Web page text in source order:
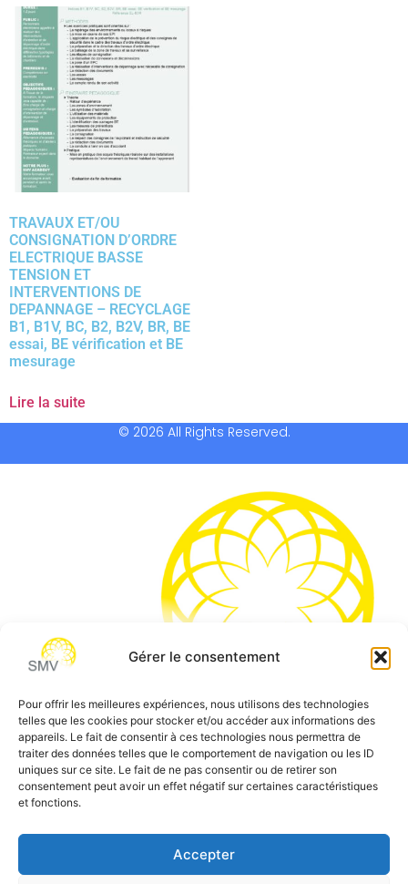
Gérer le consentement
Pour offrir les meilleures expériences, nous utilisons des technologies
telles que les cookies pour stocker et/ou accéder aux informations des
appareils. Le fait de consentir à ces technologies nous permettra de
traiter des données telles que le comportement de navigation ou les ID
uniques sur ce site. Le fait de ne pas consentir ou de retirer son
consentement peut avoir un effet négatif sur certaines caractéristiques
et fonctions.
Accepter
TRAVAUX ET/OU
CONSIGNATION D’ORDRE
ELECTRIQUE BASSE
TENSION ET
INTERVENTIONS DE
DEPANNAGE – RECYCLAGE
B1, B1V, BC, B2, B2V, BR, BE
essai, BE vérification et BE
mesurage
Lire la suite
© 2026 All Rights Reserved.
SMV permet de vous aider à gagner du temps et vous
permettre de vous concentrer sur l’essentiel de votre
métier
Téléphone:0 805 69 64 75 / 02 37 34 04 04
contact@smvformation.fr